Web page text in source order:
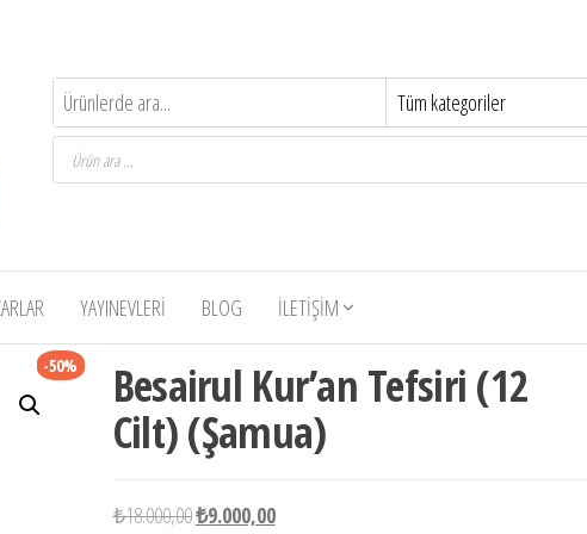
Products
search
YAYINEVLERI BLOG İLETIŞIM
-50% Besairul Kur’an Tefsiri (12
Cilt) (Şamua)
₺18.000,00Orijinal
₺9.000,00Şu